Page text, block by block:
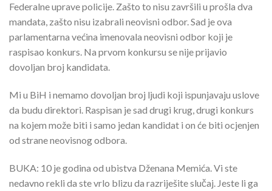
Federalne uprave policije. Zašto to nisu završili u prošla dva
mandata, zašto nisu izabrali neovisni odbor. Sad je ova
parlamentarna većina imenovala neovisni odbor koji je
raspisao konkurs. Na prvom konkursu se nije prijavio
dovoljan broj kandidata.
Mi u BiH i nemamo dovoljan broj ljudi koji ispunjavaju uslove
da budu direktori. Raspisan je sad drugi krug, drugi konkurs
na kojem može biti i samo jedan kandidat i on će biti ocjenjen
od strane neovisnog odbora.
BUKA: 10 je godina od ubistva Dženana Memića. Vi ste
nedavno rekli da ste vrlo blizu da razriješite slučaj. Jeste li ga